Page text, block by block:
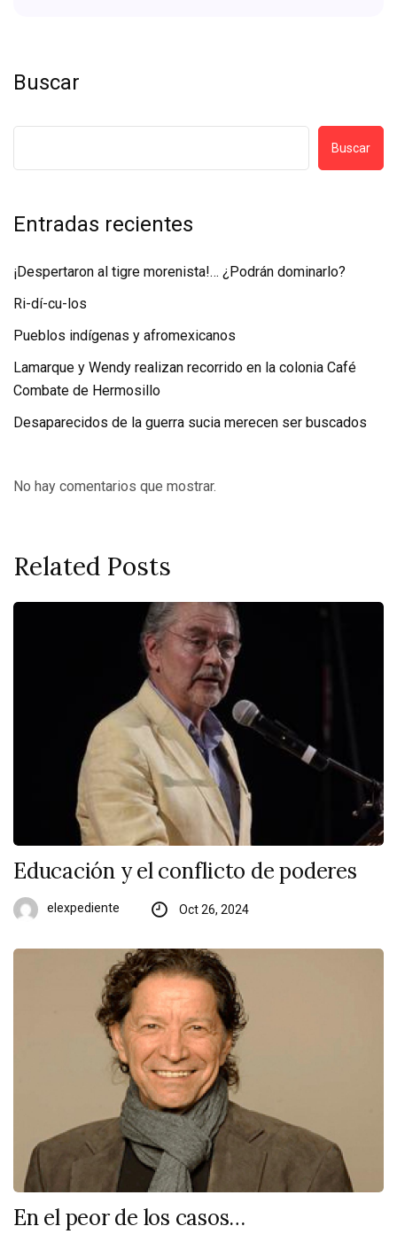
Buscar
Buscar
Entradas recientes
¡Despertaron al tigre morenista!… ¿Podrán dominarlo?
Ri-dí-cu-los
Pueblos indígenas y afromexicanos
Lamarque y Wendy realizan recorrido en la colonia Café
Combate de Hermosillo
Desaparecidos de la guerra sucia merecen ser buscados
No hay comentarios que mostrar.
Related Posts
Educación y el conflicto de poderes
elexpediente Oct 26, 2024
En el peor de los casos…